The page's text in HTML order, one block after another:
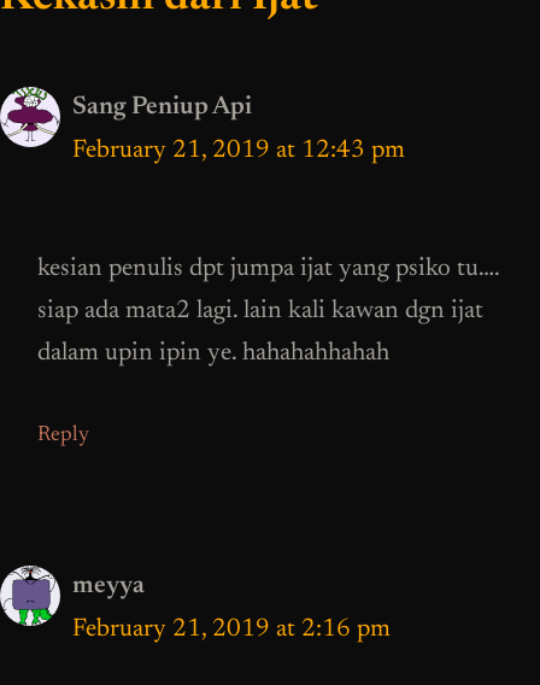
Sang Peniup Api
February 21, 2019 at 12:43 pm
kesian penulis dpt jumpa ijat yang psiko tu….
siap ada mata2 lagi. lain kali kawan dgn ijat
dalam upin ipin ye. hahahahhahah
Reply
meyya
February 21, 2019 at 2:16 pm